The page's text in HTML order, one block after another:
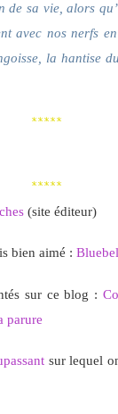
de sa vie, alors
avec nos nerfs
la hantise
*****
*****
(site éditeur)
bien aimé :
sur ce blog :
parure
sur lequel